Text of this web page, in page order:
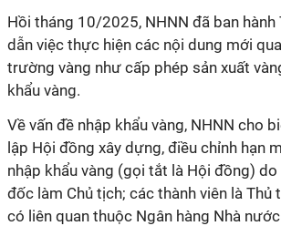
Hồi tháng 10/2025, NHNN đã ban
dẫn việc thực hiện các nội dung mới
trường vàng như cấp phép sản xuất
khẩu vàng.
Về vấn đề nhập khẩu vàng, NHNN cho
lập Hội đồng xây dựng, điều chỉnh hạn
nhập khẩu vàng (gọi tắt là Hội đồng)
đốc làm Chủ tịch; các thành viên là Thủ
có liên quan thuộc Ngân hàng Nhà